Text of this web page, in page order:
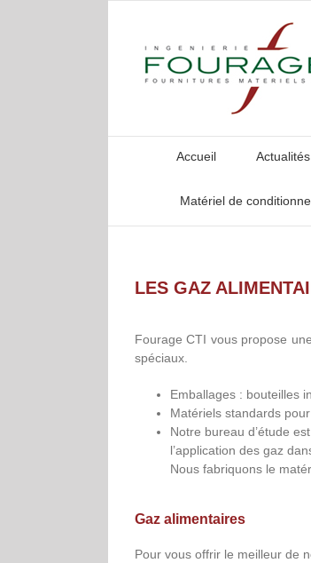
Accueil Actualités
Matériel de
LES GAZ
Fourage CTI vous propose
spéciaux.
Emballages : bouteilles
Matériels standards
Notre bureau d’étude
l’application des gaz
Nous fabriquons le
Gaz alimentaires
Pour vous offrir le meilleur de